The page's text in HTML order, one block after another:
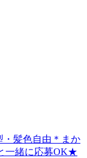
髪色自由＊まか
一緒に応募OK★